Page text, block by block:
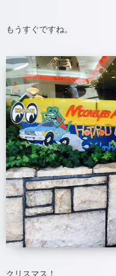
もうすぐですね。
クリスマス！